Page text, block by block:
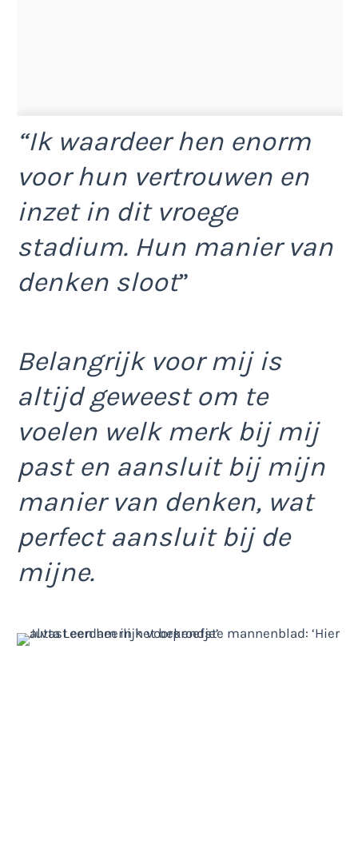
“Ik waardeer hen enorm
voor hun vertrouwen en
inzet in dit vroege
stadium. Hun manier van
denken sloot”
Belangrijk voor mij is
altijd geweest om te
voelen welk merk bij mij
past en aansluit bij mijn
manier van denken, wat
perfect aansluit bij de
mijne.